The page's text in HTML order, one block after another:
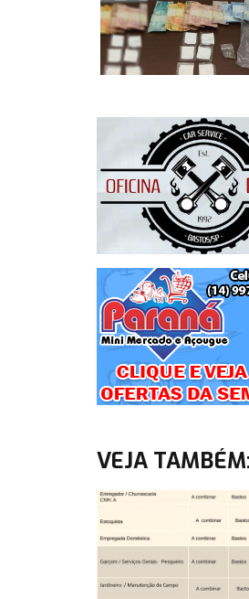
VEJA